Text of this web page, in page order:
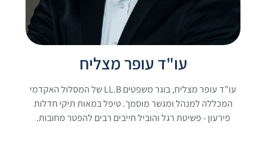
עו"ד עופר מצליח
עו"ד עופר מצליח, בוגר משפטים LL.B של המסלול האקדמי
המכללה למנהל ומגשר מוסמך. טיפל במאות תיקי חדלות
פירעון - פשיטת רגל והוביל חייבים רבים להפטר מחובות.